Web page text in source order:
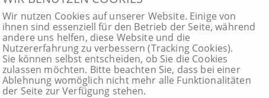
Wir nutzen Cookies auf unserer Website. Einige von
ihnen sind essenziell für den Betrieb der Seite, während
andere uns helfen, diese Website und die
Nutzererfahrung zu verbessern (Tracking Cookies).
Sie können selbst entscheiden, ob Sie die Cookies
zulassen möchten. Bitte beachten Sie, dass bei einer
Ablehnung womöglich nicht mehr alle Funktionalitäten
der Seite zur Verfügung stehen.